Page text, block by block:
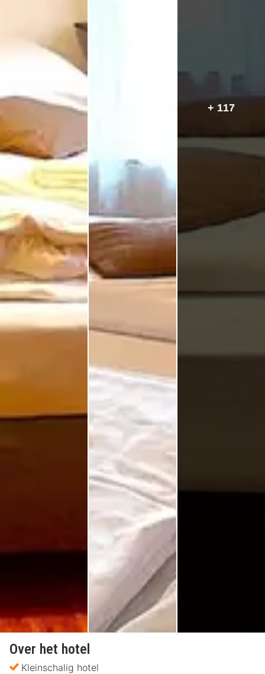
+ 117
Over het hotel
Kleinschalig hotel